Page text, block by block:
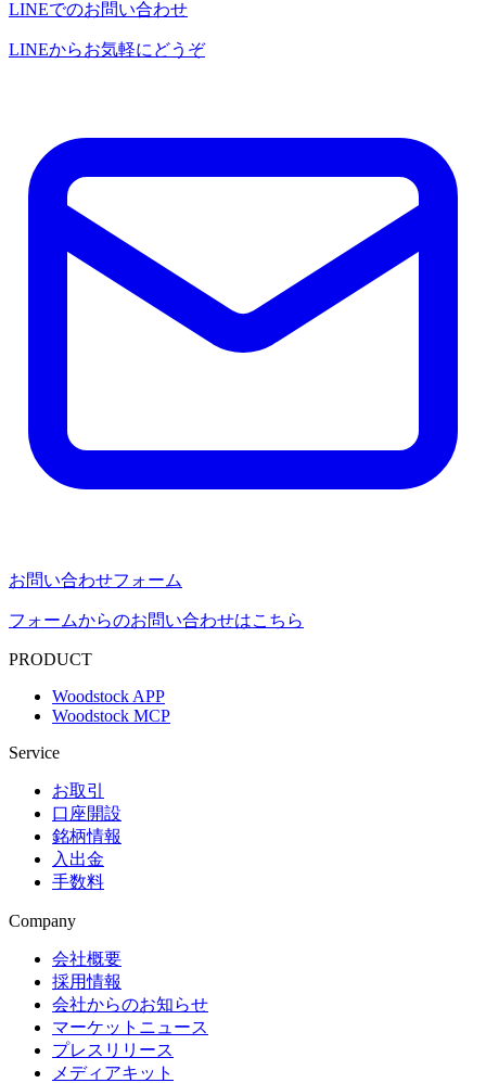
LINEでのお問い合わせ
LINEからお気軽にどうぞ
お問い合わせフォーム
フォームからのお問い合わせはこちら
PRODUCT
Woodstock APP
Woodstock MCP
Service
お取引
口座開設
銘柄情報
入出金
手数料
Company
会社概要
採用情報
会社からのお知らせ
マーケットニュース
プレスリリース
メディアキット